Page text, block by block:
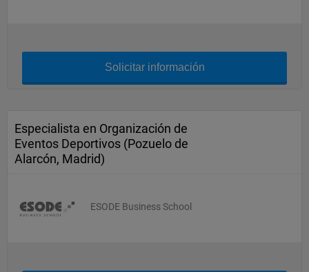
Solicitar información
Especialista en Organización de
Eventos Deportivos (Pozuelo de
Alarcón, Madrid)
ESODE Business School